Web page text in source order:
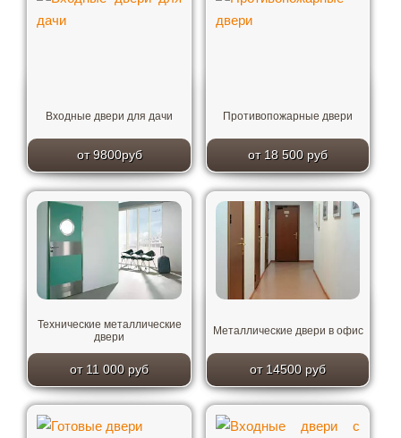
Входные двери для дачи
от 9800руб
Противопожарные двери
от 18 500 руб
Технические металлические
двери
от 11 000 руб
Металлические двери в офис
от 14500 руб